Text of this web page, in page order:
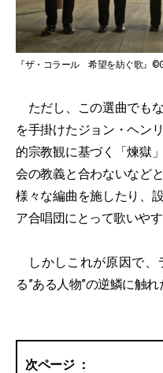
『ザ・コラール 希望を紡ぐ歌』
ただし、この選曲でも
を手掛けたジョン・ヘン
的宗教観に基づく「煉獄
会の教義と合わないなど
様々な編曲を施したり、
ア合唱団にとって歌いや
しかしこれが原因で、
る”ある人物”の逆鱗に触